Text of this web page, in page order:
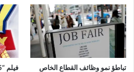
تباطؤ نمو وظائف القطاع الخاص